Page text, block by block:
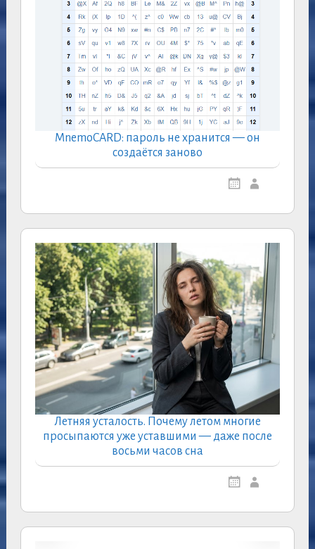
MnemoCARD: пароль не хранится — он
создаётся заново
Летняя усталость. Почему летом многие
просыпаются уже уставшими — даже после
восьми часов сна